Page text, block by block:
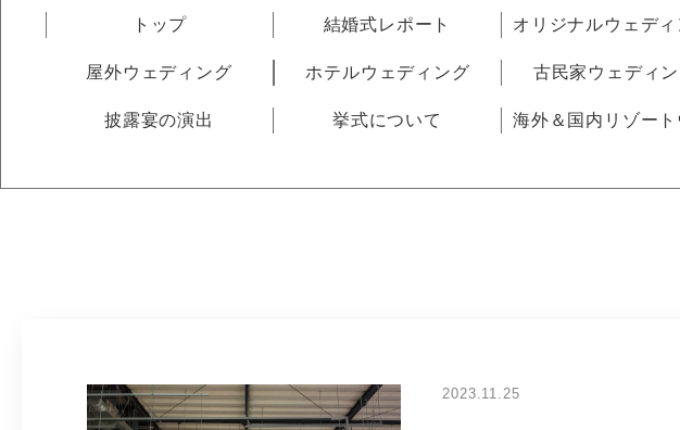
トップ 結婚式レポート オリジナルウェデ
屋外ウェディング ホテルウェディング 古民家ウェディ
披露宴の演出 挙式について 海外＆国内リゾー
2023.11.25